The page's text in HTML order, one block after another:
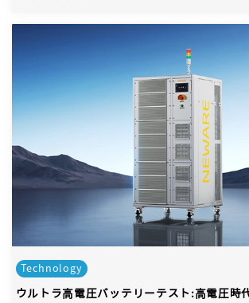
Technology
ウルトラ高電圧バッテリーテスト:高電圧時